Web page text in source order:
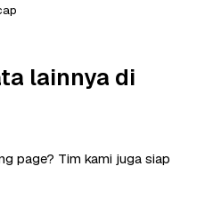
lainnya di
page? Tim kami juga siap